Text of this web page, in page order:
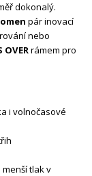
dokonalý.
pár inovací
nebo
OVERrámem pro
i volnočasové
tlak v